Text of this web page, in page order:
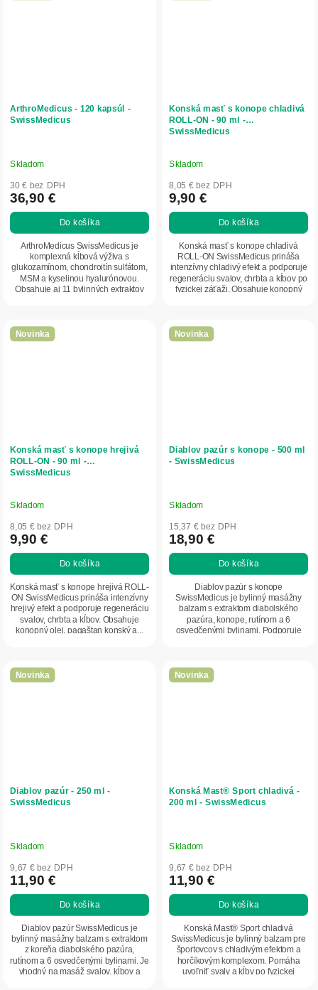
ArthroMedicus - 120 kapsúl -
SwissMedicus
Skladom
30 € bez DPH
36,90 €
Do košíka
ArthroMedicus SwissMedicus je
komplexná kĺbová výživa s
glukozamínom, chondroitín sulfátom,
MSM a kyselinou hyalurónovou.
Obsahuje aj 11 bylinných extraktov
Konská masť s konope chladivá
ROLL-ON - 90 ml -
SwissMedicus
Skladom
8,05 € bez DPH
9,90 €
Do košíka
Konská masť s konope chladivá
ROLL-ON SwissMedicus prináša
intenzívny chladivý efekt a podporuje
regeneráciu svalov, chrbta a kĺbov po
fyzickej záťaži. Obsahuje konopný
Novinka
Konská masť s konope hrejivá
ROLL-ON - 90 ml -
SwissMedicus
Skladom
8,05 € bez DPH
9,90 €
Do košíka
Konská masť s konope hrejivá ROLL-
ON SwissMedicus prináša intenzívny
hrejivý efekt a podporuje regeneráciu
svalov, chrbta a kĺbov. Obsahuje
konopný olej, pagaštan konský a...
Novinka
Diablov pazúr s konope - 500 ml
- SwissMedicus
Skladom
15,37 € bez DPH
18,90 €
Do košíka
Diablov pazúr s konope
SwissMedicus je bylinný masážny
balzam s extraktom diabolského
pazúra, konope, rutínom a 6
osvedčenými bylinami. Podporuje
Novinka
Diablov pazúr - 250 ml -
SwissMedicus
Skladom
9,67 € bez DPH
11,90 €
Do košíka
Diablov pazúr SwissMedicus je
bylinný masážny balzam s extraktom
z koreňa diabolského pazúra,
rutínom a 6 osvedčenými bylinami. Je
vhodný na masáž svalov, kĺbov a
Novinka
Konská Mast® Sport chladivá -
200 ml - SwissMedicus
Skladom
9,67 € bez DPH
11,90 €
Do košíka
Konská Mast® Sport chladivá
SwissMedicus je bylinný balzam pre
športovcov s chladivým efektom a
horčíkovým komplexom. Pomáha
uvoľniť svaly a kĺby po fyzickej